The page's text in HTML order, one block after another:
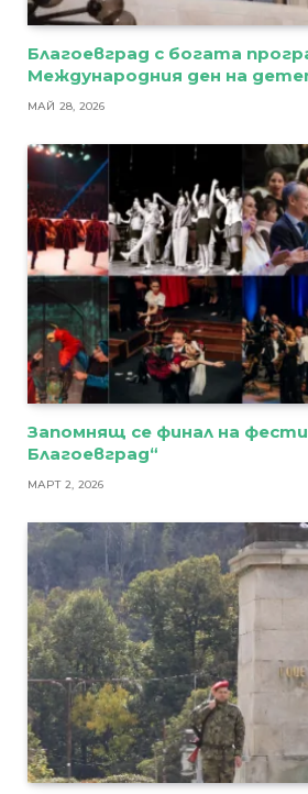
Благоевград с богата
Международния ден на
МАЙ 28, 2026
Запомнящ се финал на
Благоевград“
МАРТ 2, 2026